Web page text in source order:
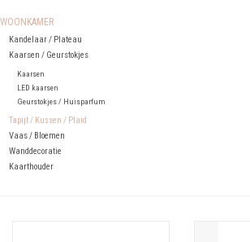
WOONKAMER
Kandelaar / Plateau
Kaarsen / Geurstokjes
Kaarsen
LED kaarsen
Geurstokjes / Huisparfum
Tapijt / Kussen / Plaid
Vaas / Bloemen
Wanddecoratie
Kaarthouder